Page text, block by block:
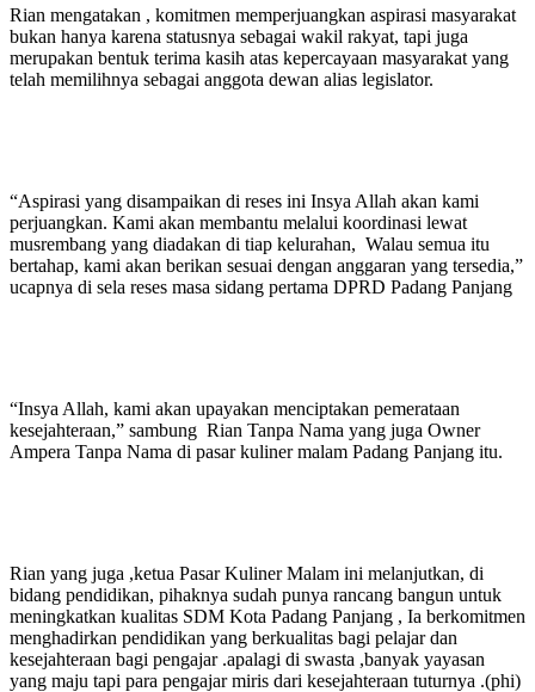
Rian mengatakan , komitmen memperjuangkan aspirasi masyarakat
bukan hanya karena statusnya sebagai wakil rakyat, tapi juga
merupakan bentuk terima kasih atas kepercayaan masyarakat yang
telah memilihnya sebagai anggota dewan alias legislator.
“Aspirasi yang disampaikan di reses ini Insya Allah akan kami
perjuangkan. Kami akan membantu melalui koordinasi lewat
musrembang yang diadakan di tiap kelurahan, Walau semua itu
bertahap, kami akan berikan sesuai dengan anggaran yang tersedia,”
ucapnya di sela reses masa sidang pertama DPRD Padang Panjang
“Insya Allah, kami akan upayakan menciptakan pemerataan
kesejahteraan,” sambung Rian Tanpa Nama yang juga Owner
Ampera Tanpa Nama di pasar kuliner malam Padang Panjang itu.
Rian yang juga ,ketua Pasar Kuliner Malam ini melanjutkan, di
bidang pendidikan, pihaknya sudah punya rancang bangun untuk
meningkatkan kualitas SDM Kota Padang Panjang , Ia berkomitmen
menghadirkan pendidikan yang berkualitas bagi pelajar dan
kesejahteraan bagi pengajar .apalagi di swasta ,banyak yayasan
yang maju tapi para pengajar miris dari kesejahteraan tuturnya .(phi)